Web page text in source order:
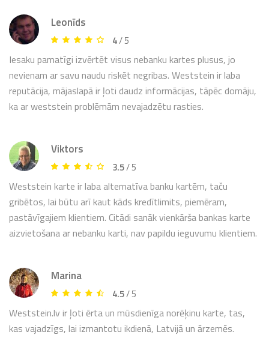
Leonīds
4/ 5
Iesaku pamatīgi izvērtēt visus nebanku kartes plusus, jo
nevienam ar savu naudu riskēt negribas. Weststein ir laba
reputācija, mājaslapā ir ļoti daudz informācijas, tāpēc domāju,
ka ar weststein problēmām nevajadzētu rasties.
Viktors
3.5/ 5
Weststein karte ir laba alternatīva banku kartēm, taču
gribētos, lai būtu arī kaut kāds kredītlimits, piemēram,
pastāvīgajiem klientiem. Citādi sanāk vienkārša bankas karte
aizvietošana ar nebanku karti, nav papildu ieguvumu klientiem.
Marina
4.5/ 5
Weststein.lv ir ļoti ērta un mūsdienīga norēķinu karte, tas,
kas vajadzīgs, lai izmantotu ikdienā, Latvijā un ārzemēs.